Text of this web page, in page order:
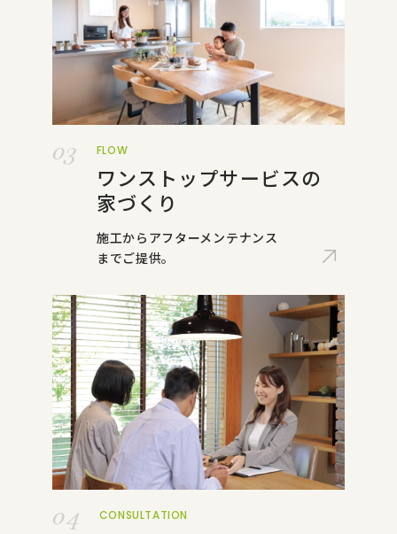
03 FLOW
ワンストップサービスの
家づくり
施工からアフターメンテナンス
までご提供。
04 CONSULTATION